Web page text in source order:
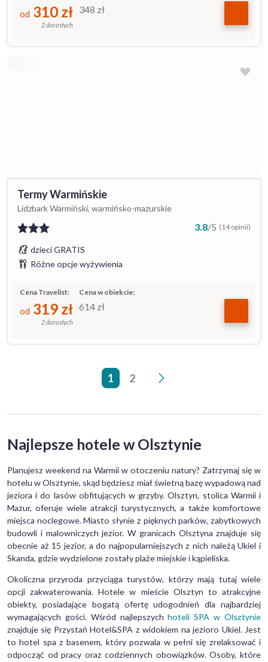
348 zł
od 310 zł
2 dorosłych
Termy Warmińskie
Lidzbark Warmiński, warmińsko-mazurskie
3.8/5 (14 opinii)
dzieci GRATIS
Różne opcje wyżywienia
Cena w obiekcie:
614 zł
Cena Travelist:
od 319 zł
2 dorosłych
1 2
>
Najlepsze hotele w Olsztynie
Planujesz weekend na Warmii w otoczeniu natury? Zatrzymaj się w
hotelu w Olsztynie, skąd będziesz miał świetną bazę wypadową nad
jeziora i do lasów obfitujących w grzyby. Olsztyn, stolica Warmii i
Mazur, oferuje wiele atrakcji turystycznych, a także komfortowe
miejsca noclegowe. Miasto słynie z pięknych parków, zabytkowych
budowli i malowniczych jezior. W granicach Olsztyna znajduje się
obecnie aż 15 jezior, a do najpopularniejszych z nich należą Ukiel i
Skanda, gdzie wydzielone zostały plaże miejskie i kąpieliska.
Okoliczna przyroda przyciąga turystów, którzy mają tutaj wiele
opcji zakwaterowania. Hotele w mieście Olsztyn to atrakcyjne
obiekty, posiadające bogatą ofertę udogodnień dla najbardziej
wymagających gości. Wśród najlepszychhoteli SPA w Olsztynie
znajduje się Przystań Hotel&SPA z widokiem na jezioro Ukiel. Jest
to hotel spa z basenem, który pozwala w pełni się zrelaksować i
odpocząć od pracy oraz codziennych obowiązków. Osoby, które